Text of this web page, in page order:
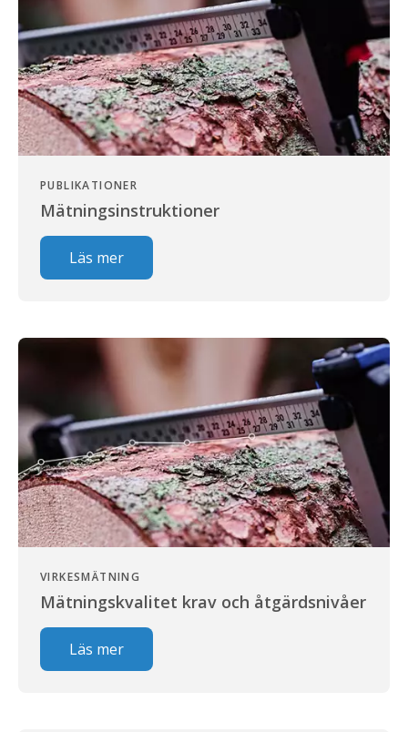
PUBLIKATIONER
Mätningsinstruktioner
Läs mer
VIRKESMÄTNING
Mätningskvalitet krav och åtgärdsnivåer
Läs mer